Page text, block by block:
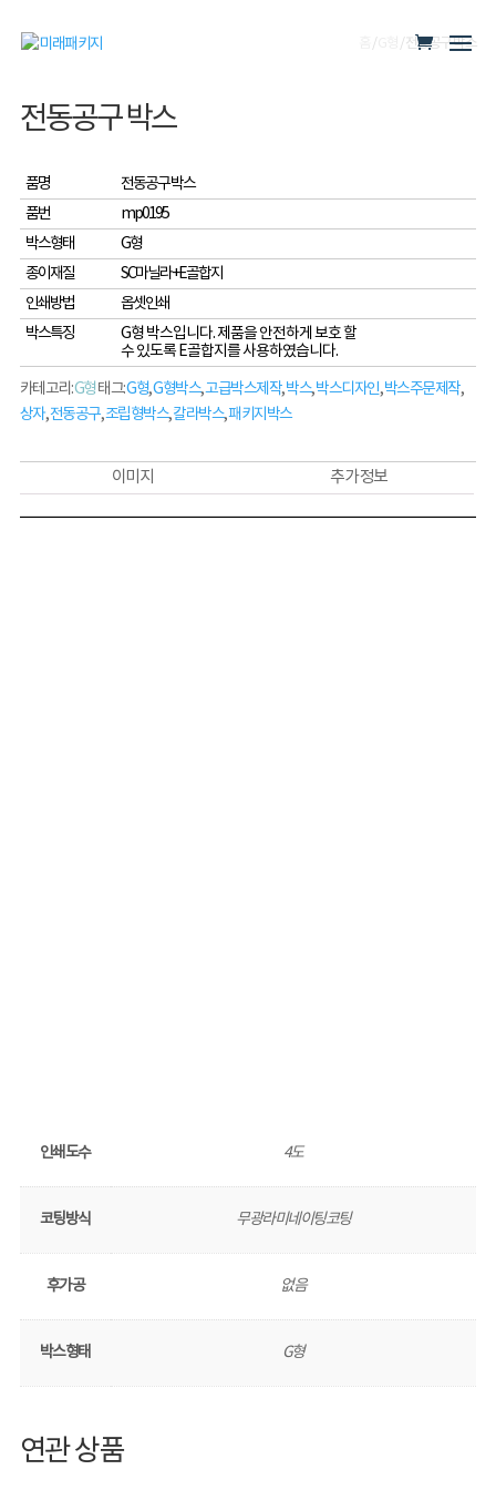
/ / 전동공구 박스
전동공구 박스
품명
전동공구 박스
품번
mp0195
박스형태
G형
종이재질
SC마닐라+E골합지
인쇄방법
옵셋인쇄
박스특징
G형 박스입니다. 제품을 안전하게 보호 할
수 있도록 E골합지를 사용하였습니다.
카테고리:G형태그:G형,G형박스,고급박스제작,박스,박스디자인,박스주문제작,
상자,전동공구,조립형박스,칼라박스,패키지박스
이미지 추가 정보
인쇄도수 4도
코팅방식 무광라미네이팅코팅
후가공 없음
박스형태 G형
연관 상품